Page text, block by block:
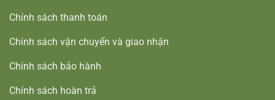
Chính sách thanh toán
Chính sách vận chuyển và giao nhận
Chính sách bảo hành
Chính sách hoàn trả